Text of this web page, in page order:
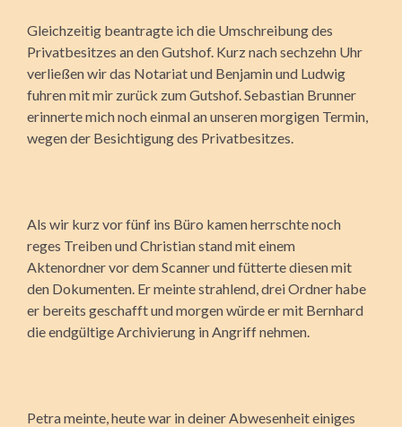
Gleichzeitig beantragte ich die Umschreibung des
Privatbesitzes an den Gutshof. Kurz nach sechzehn Uhr
verließen wir das Notariat und Benjamin und Ludwig
fuhren mit mir zurück zum Gutshof. Sebastian Brunner
erinnerte mich noch einmal an unseren morgigen Termin,
wegen der Besichtigung des Privatbesitzes.
Als wir kurz vor fünf ins Büro kamen herrschte noch
reges Treiben und Christian stand mit einem
Aktenordner vor dem Scanner und fütterte diesen mit
den Dokumenten. Er meinte strahlend, drei Ordner habe
er bereits geschafft und morgen würde er mit Bernhard
die endgültige Archivierung in Angriff nehmen.
Petra meinte, heute war in deiner Abwesenheit einiges